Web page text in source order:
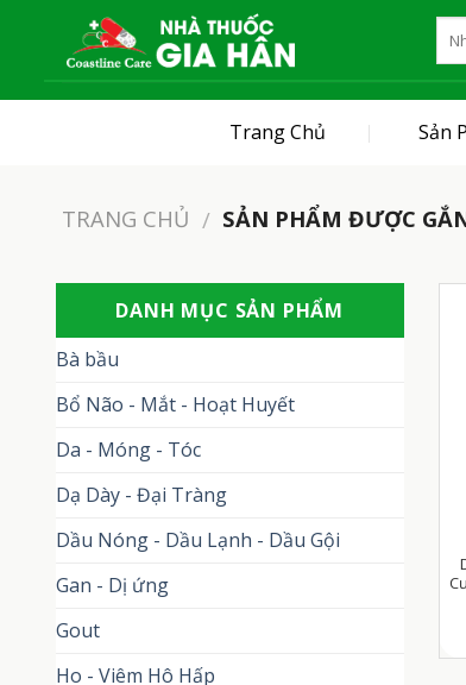
content
Trang Chủ Sản
TRANG CHỦ / SẢN PHẨM ĐƯỢC
DANH MỤC SẢN PHẨM
Bà bầu
Bổ Não - Mắt - Hoạt Huyết
Da - Móng - Tóc
Dạ Dày - Đại Tràng
Dầu Nóng - Dầu Lạnh - Dầu Gội
Gan - Dị ứng
Gout
Ho - Viêm Hô Hấp